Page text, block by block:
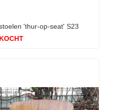
'thur-op-seat' S23